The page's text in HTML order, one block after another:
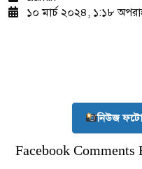
১০ মার্চ ২০২৪, ১:১৮
নিউজ
Facebook Comments